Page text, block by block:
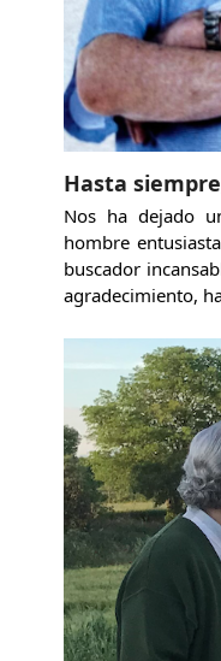
Hasta
Nos ha dejado
hombre
buscador
agradecimiento,